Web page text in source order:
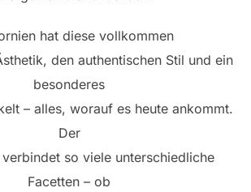
hat diese vollkommen
den authentischen Stil und ein
besonderes
– alles, worauf es heute ankommt.
Der
verbindet so viele unterschiedliche
Facetten – ob